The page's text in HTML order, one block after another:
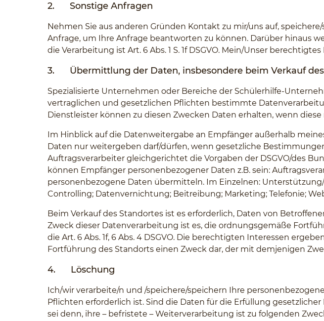
2. Sonstige Anfragen
Nehmen Sie aus anderen Gründen Kontakt zu mir/uns auf,
Anfrage, um Ihre Anfrage beantworten zu können. Darüber hinaus
die Verarbeitung ist Art. 6 Abs. 1 S. 1f DSGVO. Mein/Unser
3. Übermittlung der Daten, insbesondere beim Verkauf
Spezialisierte Unternehmen oder Bereiche der Schülerhilfe-
vertraglichen und gesetzlichen Pflichten bestimmte
Dienstleister können zu diesen Zwecken Daten erhalten, wenn
Im Hinblick auf die Datenweitergabe an Empfänger außerhalb
Daten nur weitergeben darf/dürfen, wenn gesetzliche
Auftragsverarbeiter gleichgerichtet die Vorgaben der DSGVO/des
können Empfänger personenbezogener Daten z.B. sein:
personenbezogene Daten übermitteln. Im Einzelnen:
Controlling; Datenvernichtung; Beitreibung; Marketing; Telefonie;
Beim Verkauf des Standortes ist es erforderlich, Daten von
Zweck dieser Datenverarbeitung ist es, die ordnungsgemäße
die Art. 6 Abs. 1f, 6 Abs. 4 DSGVO. Die berechtigten Interessen
Fortführung des Standorts einen Zweck dar, der mit demjenigen
4. Löschung
Ich/wir verarbeite/n und /speichere/speichern Ihre
Pflichten erforderlich ist. Sind die Daten für die Erfüllung
sei denn, ihre – befristete – Weiterverarbeitung ist zu folgenden